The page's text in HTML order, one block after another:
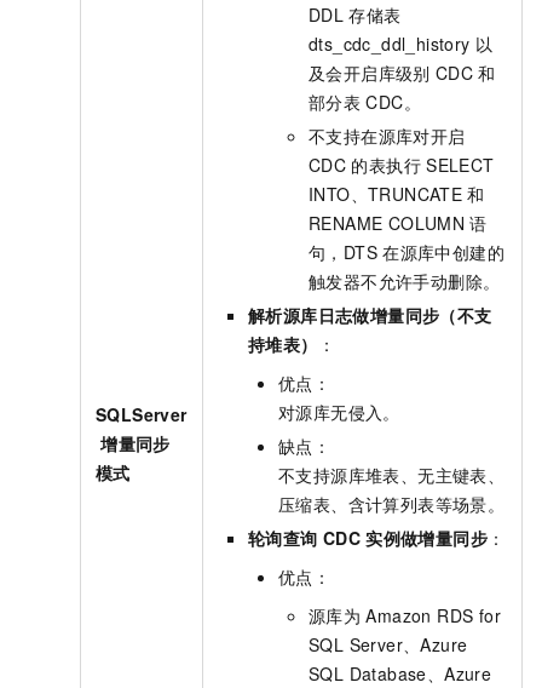
SQLServer
增量同步
模式
DDL 存储表
dts_cdc_ddl_history 以
及会开启库级别 CDC 和
部分表 CDC。
不支持在源库对开启
CDC 的表执行 SELECT
INTO、TRUNCATE 和
RENAME COLUMN 语
句，DTS 在源库中创建的
触发器不允许手动删除。
解析源库日志做增量同步（不支
持堆表）
：
优点：
对源库无侵入。
缺点：
不支持源库堆表、无主键表、
压缩表、含计算列表等场景。
轮询查询 CDC 实例做增量同步 ：
优点：
源库为 Amazon RDS for
SQL Server、Azure
SQL Database、Azure